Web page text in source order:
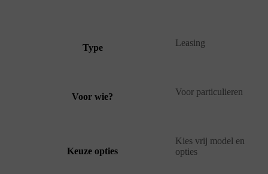
Type Leasing
Voor wie? Voor particulieren
Keuze opties
Kies vrij model en
opties